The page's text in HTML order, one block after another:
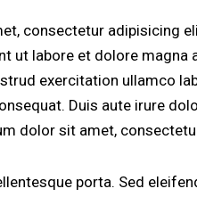
consectetur adipisicing
ut labore et dolore magna
exercitation ullamco
Duis aute irure
dolor sit amet,
porta. Sed